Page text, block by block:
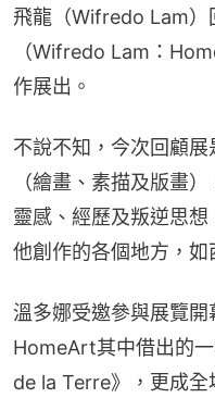
飛龍（Wifredo Lam）
（Wifredo Lam：
作展出。
不說不知，今次回顧展
（繪畫、素描及版畫
靈感、經歷及叛逆思
他創作的各個地方，如
溫多娜受邀參與展覽
HomeArt其中借出的
de la Terre》，更成